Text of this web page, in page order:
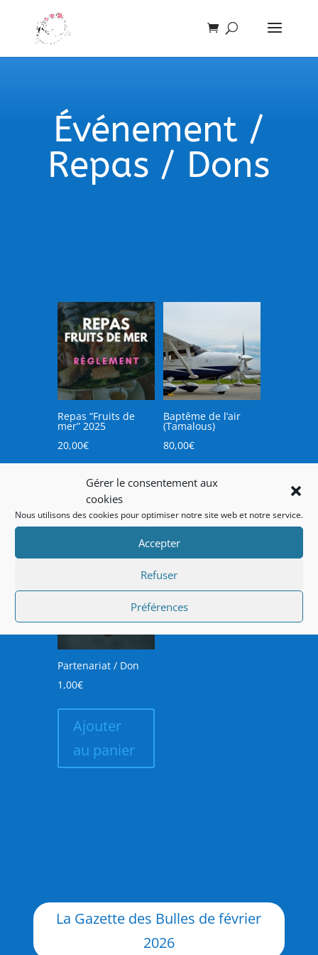
Gérer le consentement aux
cookies
Nous utilisons des cookies pour optimiser notre site web et notre service.
Accepter
Refuser
Préférences
Événement /
Repas / Dons
Repas “Fruits de
mer” 2025
20,00€
Ajouter
au panier
Baptême de l’air
(Tamalous)
80,00€
Ajouter
au panier
Partenariat / Don
1,00€
Ajouter
au panier
La Gazette des Bulles de février
2026